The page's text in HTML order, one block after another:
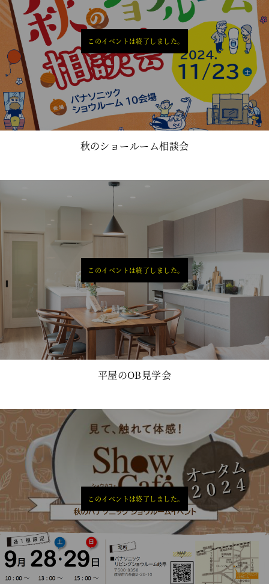
このイベントは終了しました。
秋のショールーム相談会
このイベントは終了しました。
平屋のOB見学会
このイベントは終了しました。